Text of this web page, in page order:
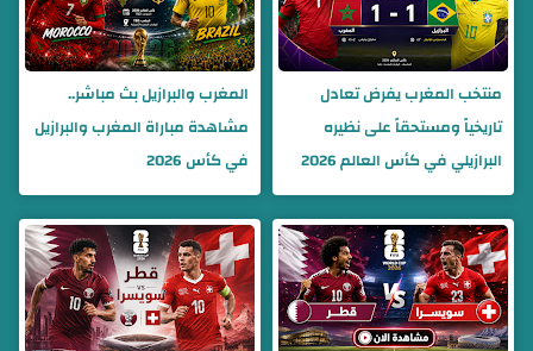
منتخب المغرب يفرض تعادل
تاريخياً ومستحقاً على نظيره
البرازيلي في كأس العالم 2026
المغرب والبرازيل بث مباشر..
مشاهدة مباراة المغرب والبرازيل
في كأس 2026